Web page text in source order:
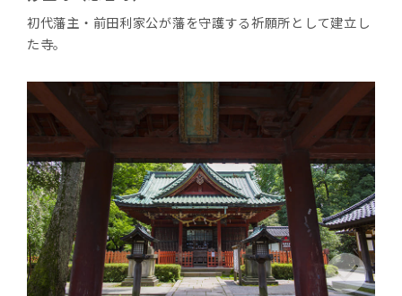
初代藩主・前田利家公が藩を守護する祈願所として建立し
た寺。